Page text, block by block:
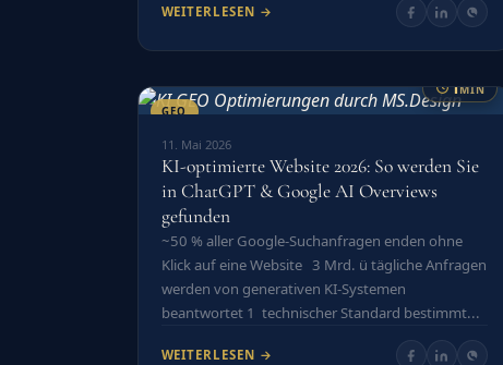
WEITERLESEN →
GEO
1MIN
11. Mai 2026
KI-optimierte Website 2026: So werden Sie
in ChatGPT & Google AI Overviews
gefunden
~50 % aller Google-Suchanfragen enden ohne
Klick auf eine Website 3 Mrd. ü tägliche Anfragen
werden von generativen KI-Systemen
beantwortet 1 technischer Standard bestimmt...
WEITERLESEN →